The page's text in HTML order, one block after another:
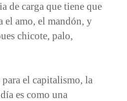
de carga que tiene que
el amo, el mandón, y
chicote, palo,
el capitalismo, la
es como una